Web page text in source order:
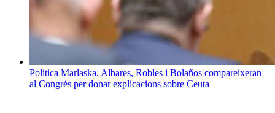
Política Marlaska, Albares, Robles i Bolaños compareixeran
al Congrés per donar explicacions sobre Ceuta